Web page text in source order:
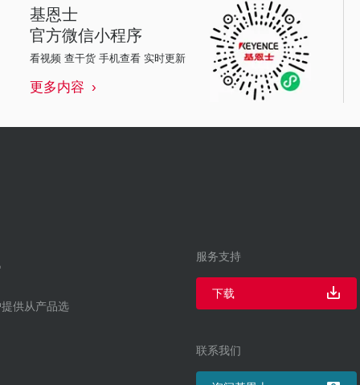
基恩士
官方微信小程序
看视频 查干货 手机查看 实时更新
更多内容
供从产品选
服务支持
下载
联系我们